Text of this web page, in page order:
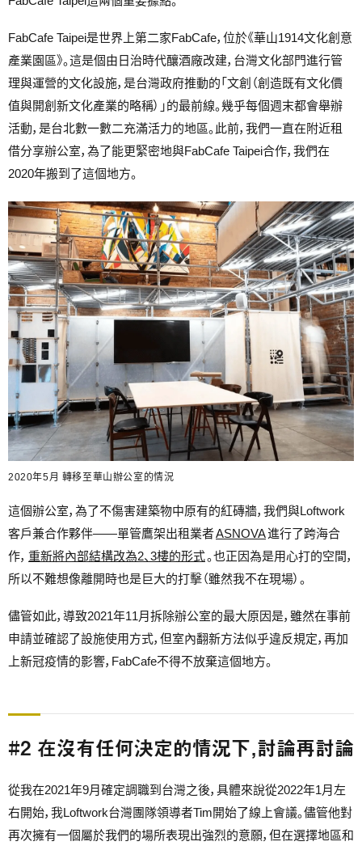
FabCafe Taipei是世界上第二家FabCafe，位於《華山1914文化創意
產業園區》。這是個由日治時代釀酒廠改建，台灣文化部門進行管
理與運營的文化設施，是台灣政府推動的「文創（創造既有文化價
值與開創新文化產業的略稱）」的最前線。幾乎每個週末都會舉辦
活動，是台北數一數二充滿活力的地區。此前，我們一直在附近租
借分享辦公室，為了能更緊密地與FabCafe Taipei合作，我們在
2020年搬到了這個地方。
2020年5月 轉移至華山辦公室的情況
這個辦公室，為了不傷害建築物中原有的紅磚牆，我們與Loftwork
客戶兼合作夥伴——單管鷹架出租業者ASNOVA進行了跨海合
作， 重新將內部結構改為2、3樓的形式。也正因為是用心打的空間，
所以不難想像離開時也是巨大的打擊（雖然我不在現場）。
儘管如此，導致2021年11月拆除辦公室的最大原因是，雖然在事前
申請並確認了設施使用方式，但室內翻新方法似乎違反規定，再加
上新冠疫情的影響，FabCafe不得不放棄這個地方。
#2 在沒有任何決定的情況下，討論再討論
從我在2021年9月確定調職到台灣之後，具體來說從2022年1月左
右開始，我Loftwork台灣團隊領導者Tim開始了線上會議。儘管他對
再次擁有一個屬於我們的場所表現出強烈的意願，但在選擇地區和